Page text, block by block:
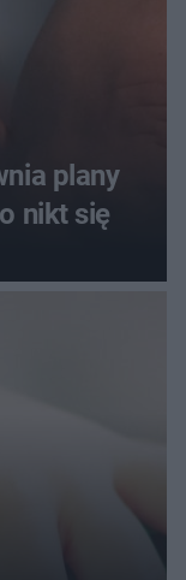
plany
nikt się